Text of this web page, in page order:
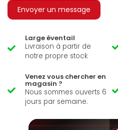
Envoyer un message
Large éventail
Livraison à partir de
notre propre stock
Venez vous chercher en
magasin ?
Nous sommes ouverts 6
jours par semaine.